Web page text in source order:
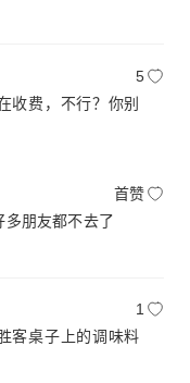
5
收费，不行？你别
首赞
多朋友都不去了
1
客桌子上的调味料